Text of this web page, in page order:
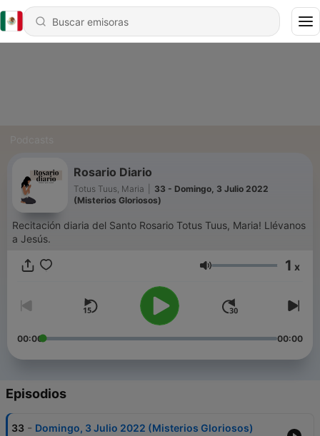
Rosario Diario
Totus Tuus, Maria
33 - Domingo, 3 Julio 2022
(Misterios Gloriosos)
Recitación diaria del Santo Rosario Totus Tuus, Maria! Llévanos
a Jesús.
Volumen 1 x
00:00 00:00
Episodios
33 - Domingo, 3 Julio 2022 (Misterios Gloriosos)